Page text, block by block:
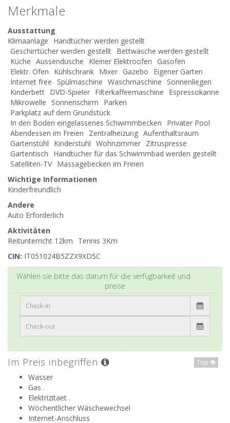
Merkmale
Ausstattung
Klimaanlage
Handtücher werden gestellt
Geschirrtücher werden gestellt Bettwäsche werden gestellt
Küche Aussendusche Kleiner Elektroofen
Gasofen
Elektr. Ofen
Kühlschrank Mixer Gazebo
Eigener Garten
Internet free Spülmaschine Waschmaschine
Sonnenliegen
Kinderbett DVD-Spieler Filterkaffeemaschine
Espressokanne
Mikrowelle
Sonnenschirm
Parken
Parkplatz auf dem Grundstück
In den Boden eingelassenes Schwimmbecken
Privater Pool
Abendessen im Freien
Zentralheizung Aufenthaltsraum
Gartenstühl
Kinderstuhl Wohnzimmer Zitruspresse
Gartentisch
Handtücher für das Schwimmbad werden gestellt
Satelliten-TV Massagebecken im Freien
Wichtige Informationen
Kinderfreundlich
Andere
Auto Erforderlich
Aktivitäten
Reitunterricht 12km
Tennis 3Km
CIN: IT051024B5ZZX9XD5C
Wählen sie bitte das datum für die verfügbarkeit und
preise
Top
Im Preis inbegriffen
Wasser
Gas .
Elektrizitaet .
Wöchentlicher Wäschewechsel
Internet-Anschluss